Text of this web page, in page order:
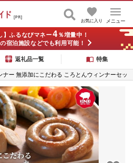
[PR]
メニュー
お気に入り
】ふるなびマネー4％増量中！
宿泊施設などでも利用可能！
返礼品一覧
特集
ナー 無添加にこだわる ころとんウィンナーセッ
|冷凍 小分け 無添加 ウインナー ベーコン 皮
ども 粗挽き ビール 食べ比べ セット 個包装 アウ
キャンプ 贈答 BBQ 焼肉 子ども お歳暮 つまみ
ィー